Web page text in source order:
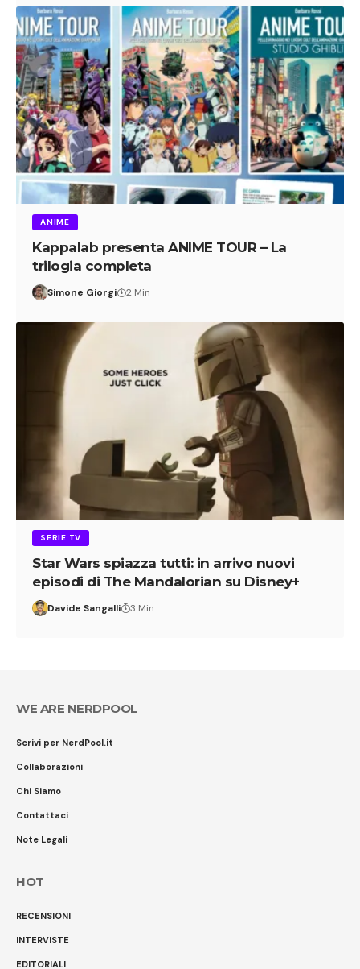
ANIME
Kappalab presenta ANIME TOUR – La
trilogia completa
Simone Giorgi 2 Min
SERIE TV
Star Wars spiazza tutti: in arrivo nuovi
episodi di The Mandalorian su Disney+
Davide Sangalli 3 Min
WE ARE NERDPOOL
Scrivi per NerdPool.it
Collaborazioni
Chi Siamo
Contattaci
Note Legali
HOT
RECENSIONI
INTERVISTE
EDITORIALI